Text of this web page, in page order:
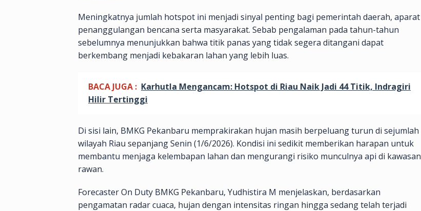
Meningkatnya jumlah hotspot ini menjadi sinyal penting bagi pemerintah daerah, aparat
penanggulangan bencana serta masyarakat. Sebab pengalaman pada tahun-tahun
sebelumnya menunjukkan bahwa titik panas yang tidak segera ditangani dapat
berkembang menjadi kebakaran lahan yang lebih luas.
BACA JUGA : Karhutla Mengancam: Hotspot di Riau Naik Jadi 44 Titik, Indragiri
Hilir Tertinggi
Di sisi lain, BMKG Pekanbaru memprakirakan hujan masih berpeluang turun di sejumlah
wilayah Riau sepanjang Senin (1/6/2026). Kondisi ini sedikit memberikan harapan untuk
membantu menjaga kelembapan lahan dan mengurangi risiko munculnya api di kawasan
rawan.
Forecaster On Duty BMKG Pekanbaru, Yudhistira M menjelaskan, berdasarkan
pengamatan radar cuaca, hujan dengan intensitas ringan hingga sedang telah terjadi